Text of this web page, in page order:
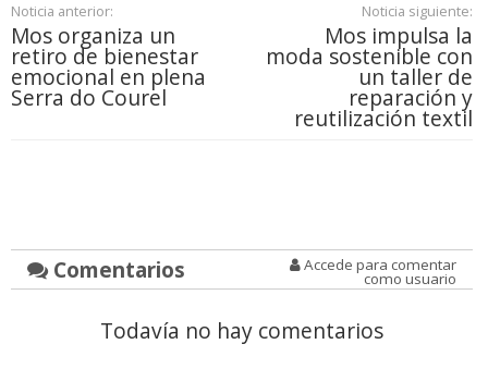
Noticia anterior:
Mos organiza un
retiro de bienestar
emocional en plena
Serra do Courel
Noticia siguiente:
Mos impulsa la
moda sostenible con
un taller de
reparación y
reutilización textil
Comentarios Accede para comentar
como usuario
Todavía no hay comentarios